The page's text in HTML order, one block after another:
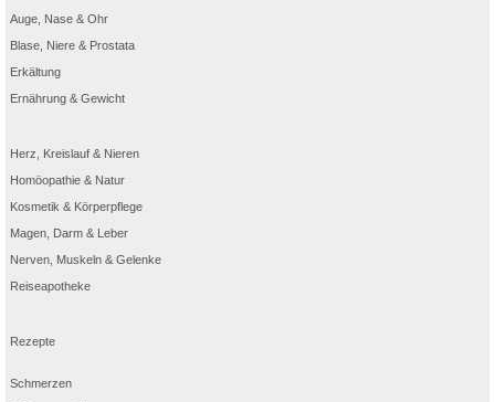
Auge, Nase & Ohr
Blase, Niere & Prostata
Erkältung
Ernährung & Gewicht
Herz, Kreislauf & Nieren
Homöopathie & Natur
Kosmetik & Körperpflege
Magen, Darm & Leber
Nerven, Muskeln & Gelenke
Reiseapotheke
Rezepte
Schmerzen